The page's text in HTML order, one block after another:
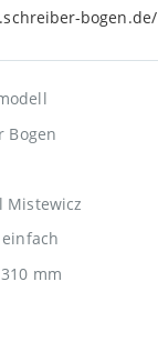
bogen.de/
Bogen
Mistewicz
einfach
mm